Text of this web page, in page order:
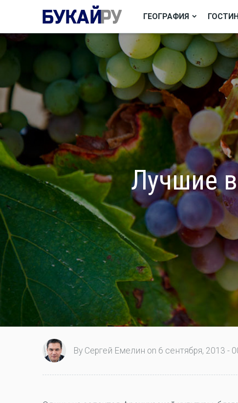
ГЕОГРАФИЯ
Лучшие
By Сергей Емелин on 6 сентября, 2013 -